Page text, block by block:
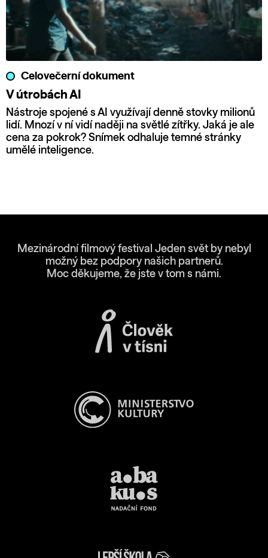
Celovečerní dokument
V útrobách AI
Nástroje spojené s AI využívají denně stovky milionů
lidí. Mnozí v ní vidí naději na světlé zítřky. Jaká je ale
cena za pokrok? Snímek odhaluje temné stránky
umělé inteligence.
Mezinárodní filmový festival Jeden svět by nebyl
možný bez podpory našich partnerů.
Moc děkujeme, že jste v tom s námi.